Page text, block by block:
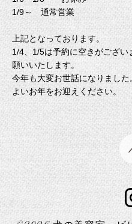
1/9～ 通常営業
上記となっております。
1/4、1/5は予約に空きがござ
願いいたします。
今年も大変お世話になりまし
よいお年をお迎えください。